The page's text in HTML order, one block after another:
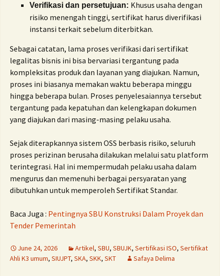
Verifikasi dan persetujuan: Khusus usaha dengan
risiko menengah tinggi, sertifikat harus diverifikasi
instansi terkait sebelum diterbitkan.
Sebagai catatan, lama proses verifikasi dari sertifikat
legalitas bisnis ini bisa bervariasi tergantung pada
kompleksitas produk dan layanan yang diajukan. Namun,
proses ini biasanya memakan waktu beberapa minggu
hingga beberapa bulan. Proses penyelesaiannya tersebut
tergantung pada kepatuhan dan kelengkapan dokumen
yang diajukan dari masing-masing pelaku usaha.
Sejak diterapkannya sistem OSS berbasis risiko, seluruh
proses perizinan berusaha dilakukan melalui satu platform
terintegrasi. Hal ini mempermudah pelaku usaha dalam
mengurus dan memenuhi berbagai persyaratan yang
dibutuhkan untuk memperoleh Sertifikat Standar.
Baca Juga : Pentingnya SBU Konstruksi Dalam Proyek dan
Tender Pemerintah
June 24, 2026 Artikel, SBU, SBUJK, Sertifikasi ISO, Sertifikat
Ahli K3 umum, SIUJPT, SKA, SKK, SKT Safaya Delima